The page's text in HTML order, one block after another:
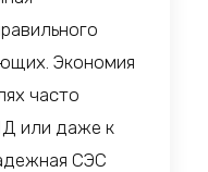
Экономия
часто
или даже к
СЭС